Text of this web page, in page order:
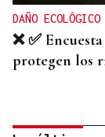
DAÑO ECOLÓGICO
❌ ✅
protegen los